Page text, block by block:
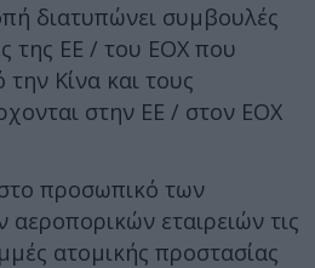
διατυπώνει συμβουλές
της ΕΕ / του ΕΟΧ που
Κίνα και τους
στην ΕΕ / στον ΕΟΧ
προσωπικό των
εταιρειών τις
ατομικής προστασίας